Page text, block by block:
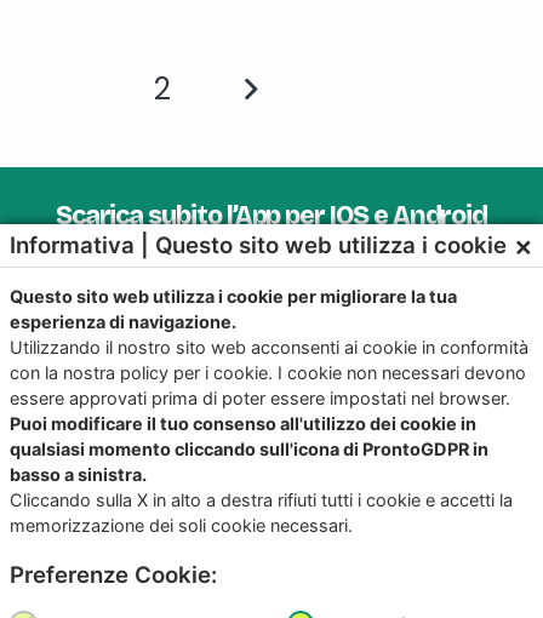
2
Scarica subito l’App per IOS e Android
Provala, è Gratis!
Copyright©2026Giunko srl | All Rights Reserved |
Informativa | Questo sito web utilizza i cookie ×
Questo sito web utilizza i cookie per migliorare la tua
esperienza di navigazione.
Utilizzando il nostro sito web acconsenti ai cookie in conformità
con la nostra policy per i cookie. I cookie non necessari devono
essere approvati prima di poter essere impostati nel browser.
Puoi modificare il tuo consenso all'utilizzo dei cookie in
qualsiasi momento cliccando sull'icona di ProntoGDPR in
basso a sinistra.
Cliccando sulla X in alto a destra rifiuti tutti i cookie e accetti la
memorizzazione dei soli cookie necessari.
Preferenze Cookie: